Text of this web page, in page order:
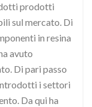
prodotti
sul mercato. Di
in resina
avuto
Di pari passo
i settori
Da qui ha